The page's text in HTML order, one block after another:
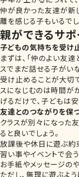
仲が良かった友達が新
離を感じる子もいるでし
親ができるサ
子どもの気持ちを受け
まずは、「仲のよい友
スでまだ話せる子がい
受け止めることが大切で
スになじむのは時間が
げるだけで、子どもは安
友達とのつながりを保
クラスが別々になった
ると良いでしょう。
放課後や休日に遊ぶ約
習い事やイベントで会
お手紙やメッセージの
ただし、無理に遊ぶよ